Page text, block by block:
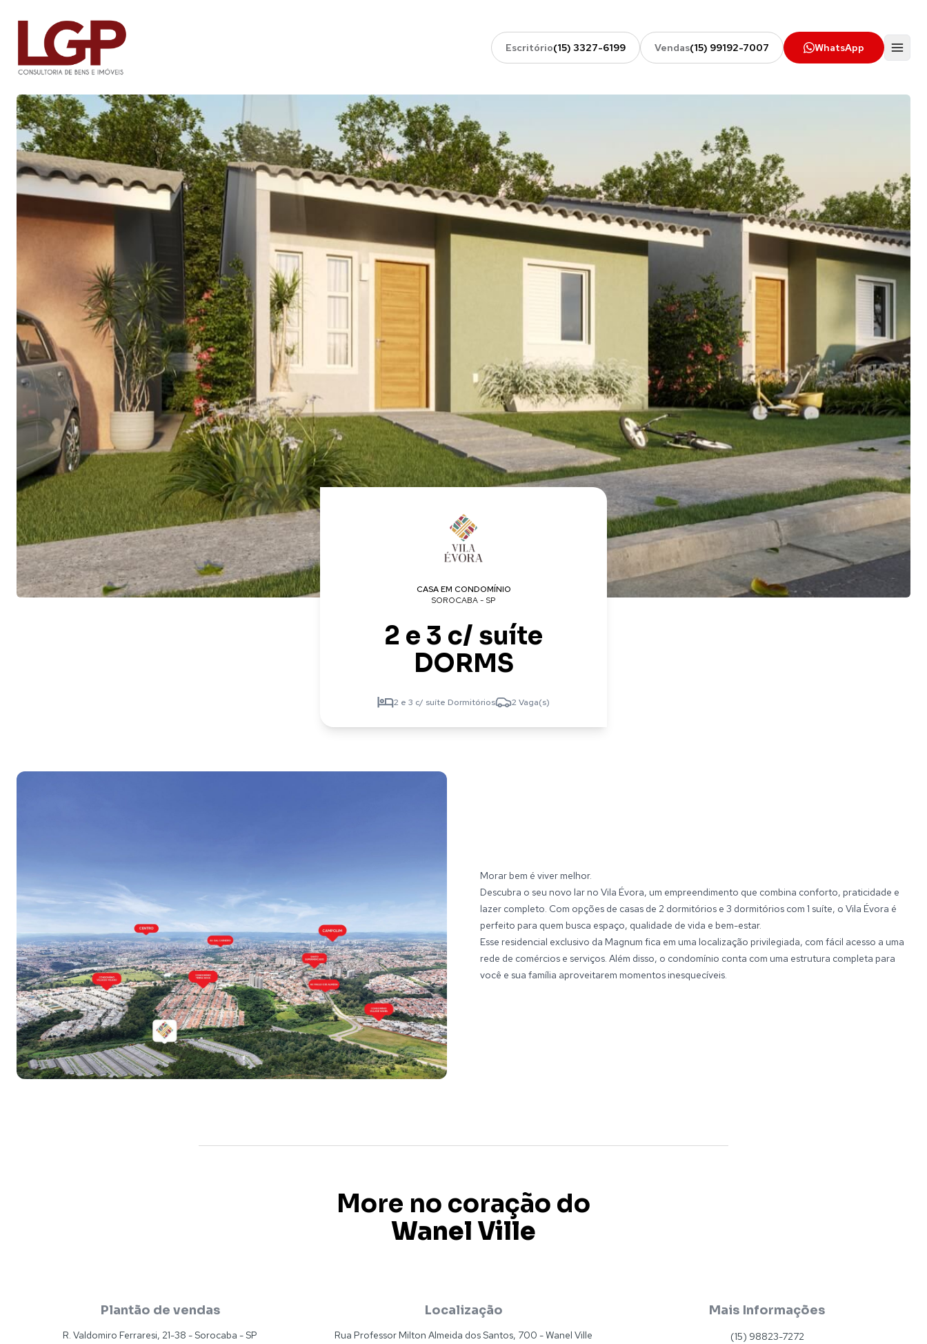
Escritório(15) 3327-6199 Vendas(15) 99192-7007 WhatsApp Menu
CASA EM CONDOMÍNIO
SOROCABA - SP
2 e 3 c/ suíte
DORMS
2 e 3 c/ suíte Dormitórios 2 Vaga(s)
Morar bem é viver melhor.
Descubra o seu novo lar no Vila Évora, um empreendimento que combina conforto, praticidade e
lazer completo. Com opções de casas de 2 dormitórios e 3 dormitórios com 1 suíte, o Vila Évora é
perfeito para quem busca espaço, qualidade de vida e bem-estar.
Esse residencial exclusivo da Magnum fica em uma localização privilegiada, com fácil acesso a uma
rede de comércios e serviços. Além disso, o condomínio conta com uma estrutura completa para
você e sua família aproveitarem momentos inesquecíveis.
More no coração do
Wanel Ville
Plantão de vendas
R. Valdomiro Ferraresi, 21-38 - Sorocaba - SP
Localização
Rua Professor Milton Almeida dos Santos, 700 - Wanel Ville
Mais Informações
(15) 98823-7272